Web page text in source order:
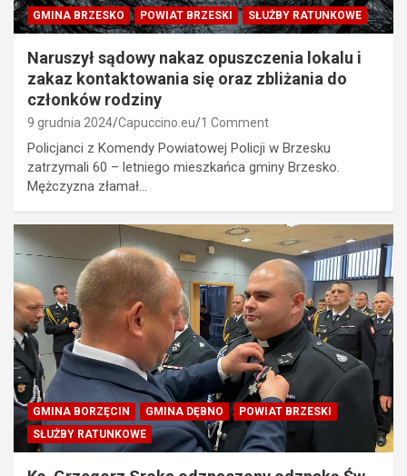
GMINA BRZESKO POWIAT BRZESKI SŁUŻBY RATUNKOWE
Naruszył sądowy nakaz opuszczenia lokalu i
zakaz kontaktowania się oraz zbliżania do
członków rodziny
9 grudnia 2024 Capuccino.eu 1 Comment
Policjanci z Komendy Powiatowej Policji w Brzesku
zatrzymali 60 – letniego mieszkańca gminy Brzesko.
Mężczyzna złamał…
GMINA BORZĘCIN GMINA DĘBNO
POWIAT BRZESKI
SŁUŻBY RATUNKOWE